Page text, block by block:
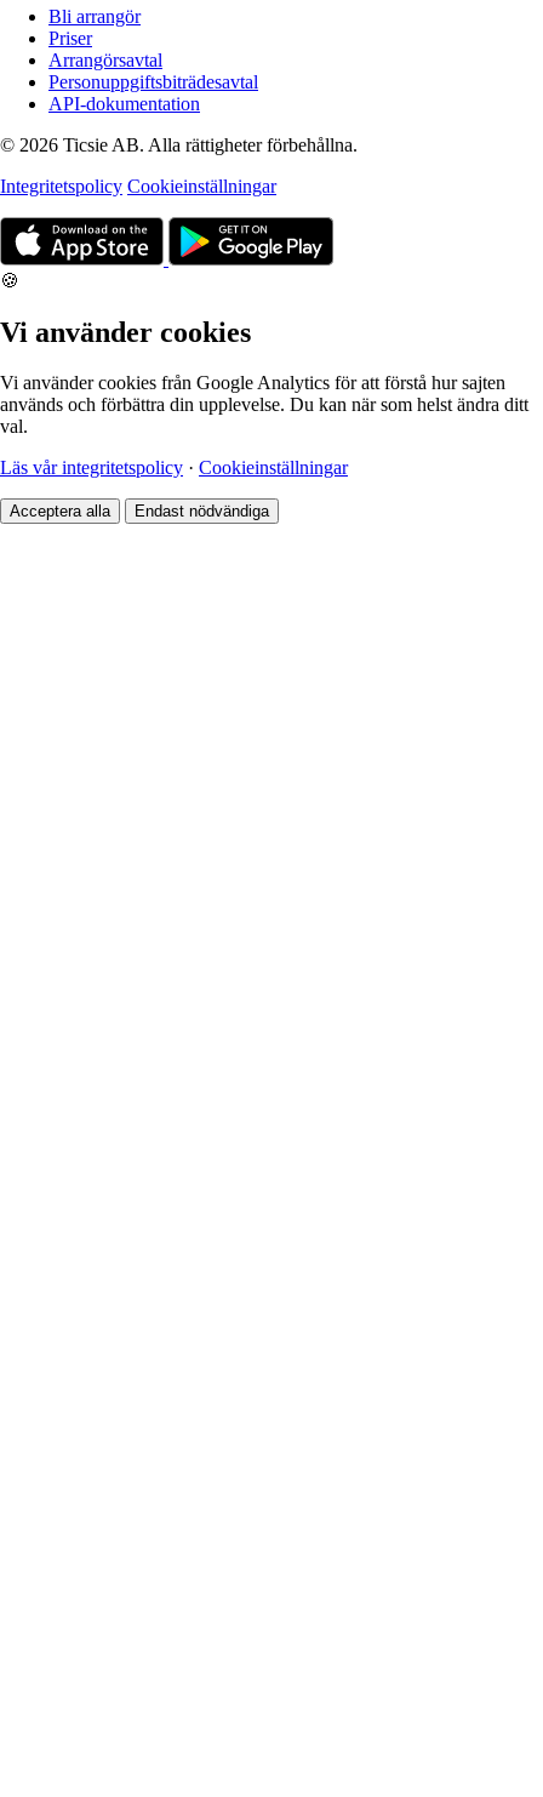
Bli arrangör
Priser
Arrangörsavtal
Personuppgiftsbiträdesavtal
API-dokumentation
© 2026 Ticsie AB. Alla rättigheter förbehållna.
Integritetspolicy Cookieinställningar
🍪
Vi använder cookies
Vi använder cookies från Google Analytics för att förstå hur sajten
används och förbättra din upplevelse. Du kan när som helst ändra ditt
val.
Läs vår integritetspolicy · Cookieinställningar
Acceptera alla Endast nödvändiga